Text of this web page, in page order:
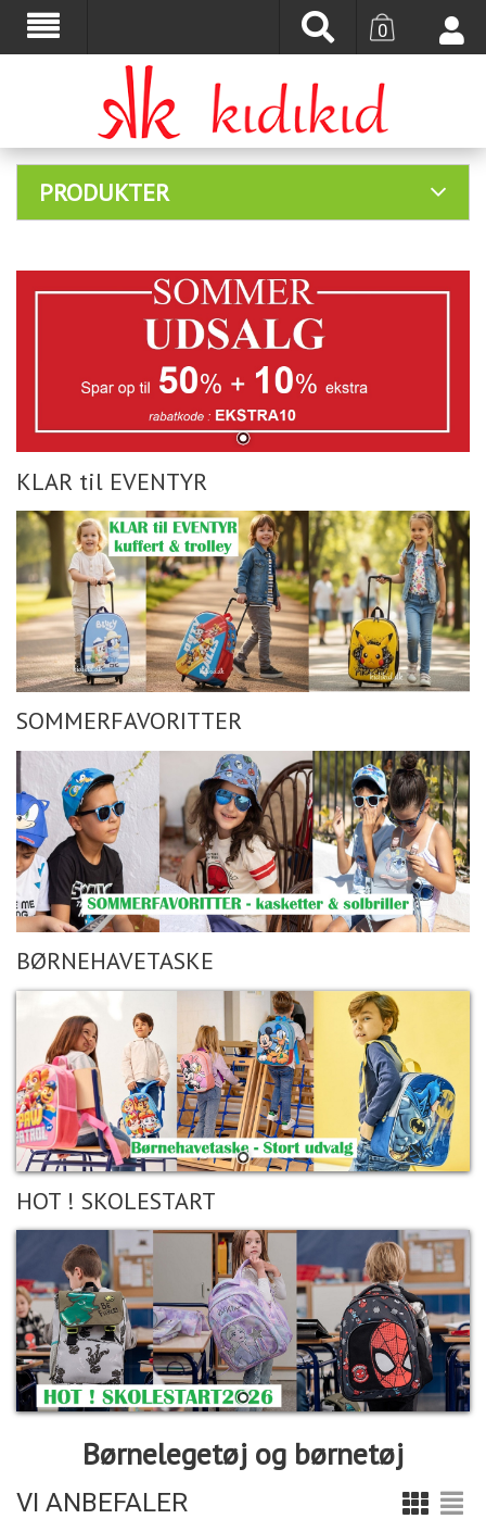
0
PRODUKTER
KLAR til EVENTYR
SOMMERFAVORITTER
BØRNEHAVETASKE
HOT ! SKOLESTART
Børnelegetøj og børnetøj
VI ANBEFALER